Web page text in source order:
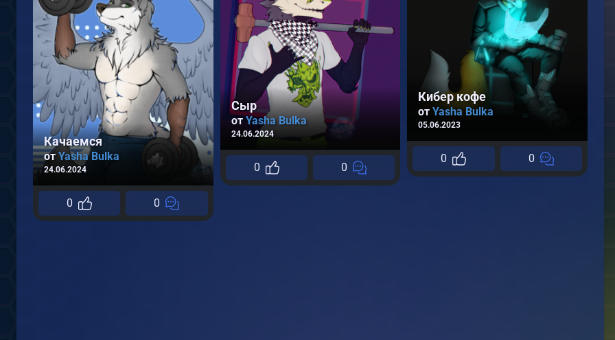
Качаемся
от Yasha Bulka
24.06.2024
0 0
Сыр
от Yasha Bulka
24.06.2024
0 0
Кибер кофе
отYasha Bulka
05.06.2023
0 0